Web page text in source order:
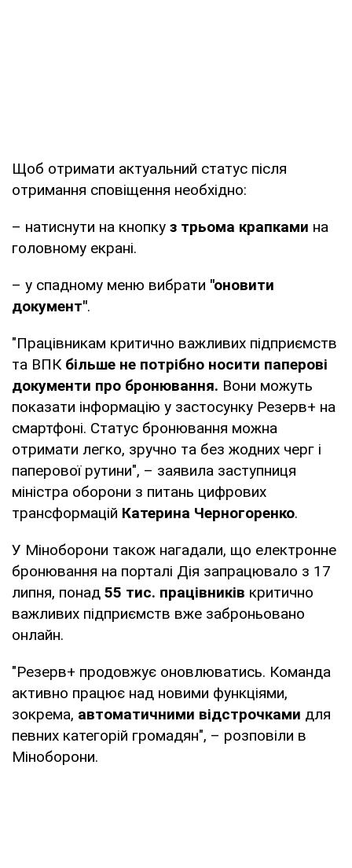
Щоб отримати актуальний статус після
отримання сповіщення необхідно:
– натиснути на кнопку з трьома крапками на
головному екрані.
– у спадному меню вибрати "оновити
документ".
"Працівникам критично важливих підприємств
та ВПКбільше не потрібно носити паперові
документи про бронювання. Вони можуть
показати інформацію у застосунку Резерв+ на
смартфоні. Статус бронювання можна
отримати легко, зручно та без жодних черг і
паперової рутини", – заявила заступниця
міністра оборони з питань цифрових
трансформацій Катерина Черногоренко.
У Міноборони також нагадали, що електронне
бронювання на порталі Дія запрацювало з 17
липня, понад 55 тис. працівників критично
важливих підприємств вже заброньовано
онлайн.
"Резерв+ продовжує оновлюватись. Команда
активно працює над новими функціями,
зокрема, автоматичними відстрочками для
певних категорій громадян", – розповіли в
Міноборони.